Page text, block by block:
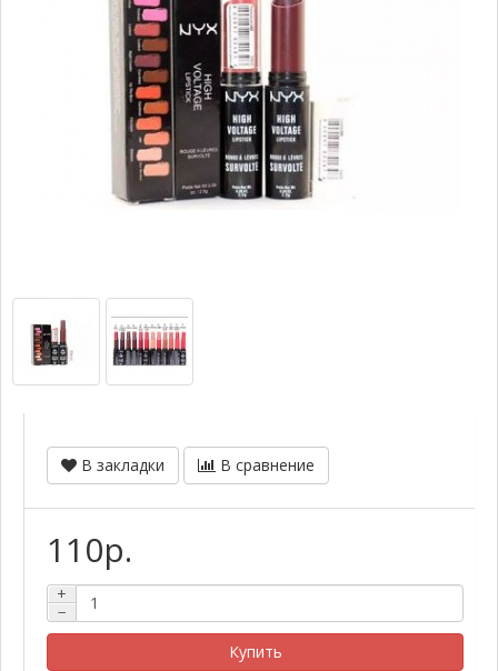
В закладки В сравнение
110р.
+
−
Купить